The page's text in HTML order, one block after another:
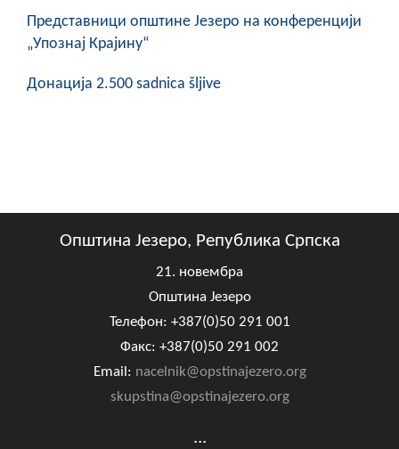
Представници општине Језеро на конференцији
„Упознај Крајину“
Донација 2.500 sadnica šljive
Општина Језеро, Република Српска
21. новембра
Општина Језеро
Телефон: +387(0)50 291 001
Факс: +387(0)50 291 002
Email: nacelnik@opstinajezero.org
skupstina@opstinajezero.org
...